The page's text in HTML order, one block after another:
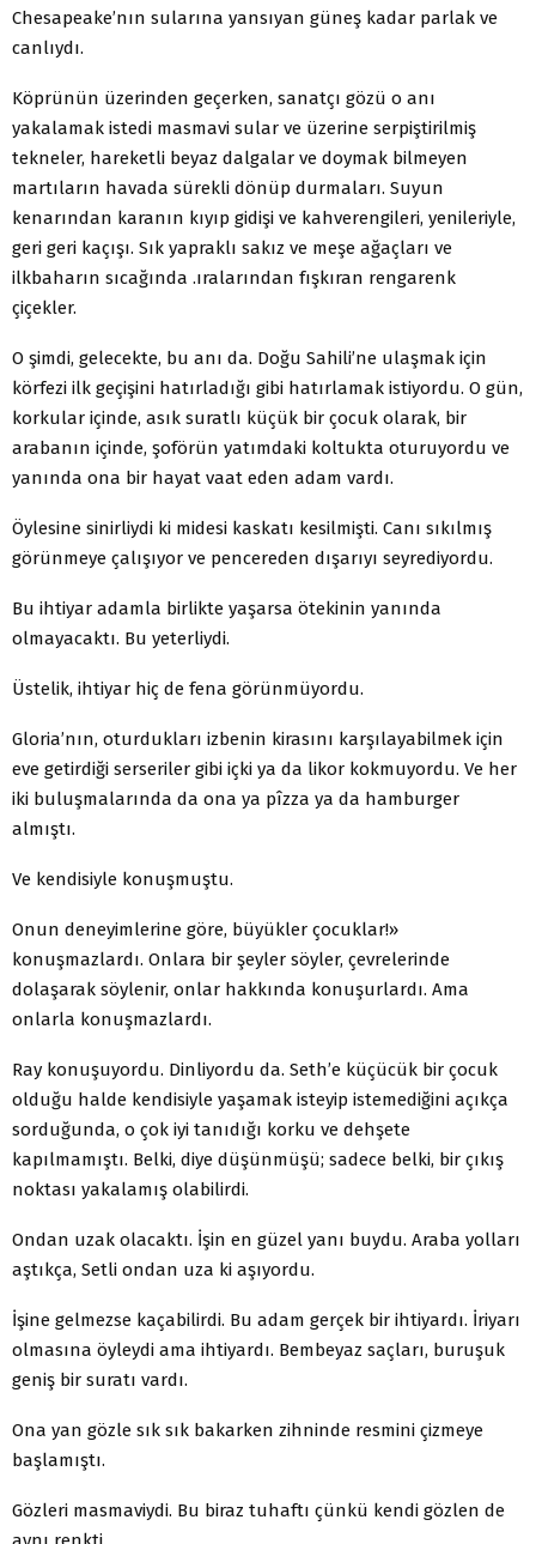
Chesapeake’nın sularına yansıyan güneş kadar parlak ve
canlıydı.
Köprünün üzerinden geçerken, sanatçı gözü o anı
yakalamak istedi masmavi sular ve üzerine serpiştirilmiş
tekneler, hareketli beyaz dalgalar ve doymak bilmeyen
martıların havada sürekli dönüp durmaları. Suyun
kenarından karanın kıyıp gidişi ve kahverengileri, yenileriyle,
geri geri kaçışı. Sık yapraklı sakız ve meşe ağaçları ve
ilkbaharın sıcağında .ıralarından fışkıran rengarenk
çiçekler.
O şimdi, gelecekte, bu anı da. Doğu Sahili’ne ulaşmak için
körfezi ilk geçişini hatırladığı gibi hatırlamak istiyordu. O gün,
korkular içinde, asık suratlı küçük bir çocuk olarak, bir
arabanın içinde, şoförün yatımdaki koltukta oturuyordu ve
yanında ona bir hayat vaat eden adam vardı.
Öylesine sinirliydi ki midesi kaskatı kesilmişti. Canı sıkılmış
görünmeye çalışıyor ve pencereden dışarıyı seyrediyordu.
Bu ihtiyar adamla birlikte yaşarsa ötekinin yanında
olmayacaktı. Bu yeterliydi.
Üstelik, ihtiyar hiç de fena görünmüyordu.
Gloria’nın, oturdukları izbenin kirasını karşılayabilmek için
eve getirdiği serseriler gibi içki ya da likor kokmuyordu. Ve her
iki buluşmalarında da ona ya pîzza ya da hamburger
almıştı.
Ve kendisiyle konuşmuştu.
Onun deneyimlerine göre, büyükler çocuklar!»
konuşmazlardı. Onlara bir şeyler söyler, çevrelerinde
dolaşarak söylenir, onlar hakkında konuşurlardı. Ama
onlarla konuşmazlardı.
Ray konuşuyordu. Dinliyordu da. Seth’e küçücük bir çocuk
olduğu halde kendisiyle yaşamak isteyip istemediğini açıkça
sorduğunda, o çok iyi tanıdığı korku ve dehşete
kapılmamıştı. Belki, diye düşünmüşü; sadece belki, bir çıkış
noktası yakalamış olabilirdi.
Ondan uzak olacaktı. İşin en güzel yanı buydu. Araba yolları
aştıkça, Setli ondan uza ki aşıyordu.
İşine gelmezse kaçabilirdi. Bu adam gerçek bir ihtiyardı. İriyarı
olmasına öyleydi ama ihtiyardı. Bembeyaz saçları, buruşuk
geniş bir suratı vardı.
Ona yan gözle sık sık bakarken zihninde resmini çizmeye
başlamıştı.
Gözleri masmaviydi. Bu biraz tuhaftı çünkü kendi gözlen de